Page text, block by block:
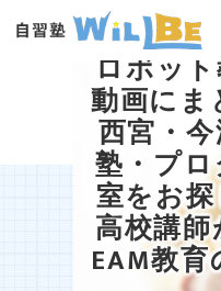
ロボッ
動画にま
西宮・
塾・プ
室をお
高校講
EAM教